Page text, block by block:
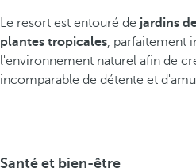
Le resort est entouré de jardins
plantes tropicales, parfaitement
l'environnement naturel afin de
incomparable de détente et
Santé et bien-être